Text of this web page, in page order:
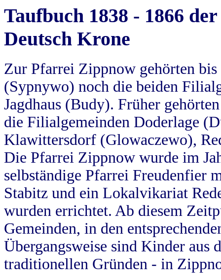
Taufbuch 1838 - 1866
Deutsch Krone
Zur Pfarrei Zippnow gehörten
(Sypnywo) noch die beiden
Jagdhaus (Budy). Früher
die Filialgemeinden Doderlage
Klawittersdorf (Glowaczewo),
Die Pfarrei Zippnow wurde im
selbständige Pfarrei Freudenfier
Stabitz und ein Lokalvikariat
wurden errichtet. Ab diesem
Gemeinden, in den
Übergangsweise sind Kinder aus
traditionellen Gründen - in